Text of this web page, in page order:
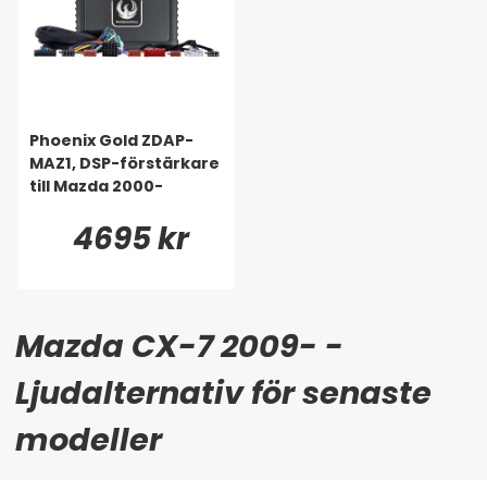
Phoenix Gold ZDAP-
MAZ1, DSP-förstärkare
till Mazda 2000-
4695 kr
Mazda CX-7 2009- -
Ljudalternativ för senaste
modeller